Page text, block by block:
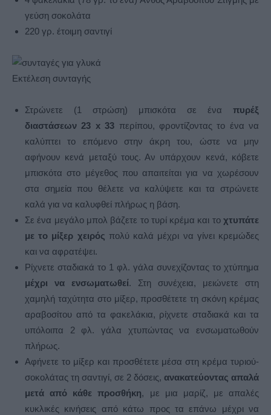
γεύση σοκολάτα
220 γρ. έτοιμη σαντιγί
Εκτέλεση συνταγής
Στρώνετε (1 στρώση) μπισκότα σε ένα πυρέξ
διαστάσεων 23 x 33 περίπου, φροντίζοντας το ένα να
καλύπτει το επόμενο στην άκρη του, ώστε να μην
αφήνουν κενά μεταξύ τους. Αν υπάρχουν κενά, κόβετε
μπισκότα στο μέγεθος που απαιτείται για να χωρέσουν
στα σημεία που θέλετε να καλύψετε και τα στρώνετε
καλά για να καλυφθεί πλήρως η βάση.
Σε ένα μεγάλο μπολ βάζετε το τυρί κρέμα και το χτυπάτε
με το μίξερ χειρός πολύ καλά μέχρι να γίνει κρεμώδες
και να αφρατέψει.
Ρίχνετε σταδιακά το 1 φλ. γάλα συνεχίζοντας το χτύπημα
μέχρι να ενσωματωθεί. Στη συνέχεια, μειώνετε στη
χαμηλή ταχύτητα στο μίξερ, προσθέτετε τη σκόνη κρέμας
αραβοσίτου από τα φακελάκια, ρίχνετε σταδιακά και τα
υπόλοιπα 2 φλ. γάλα χτυπώντας να ενσωματωθούν
πλήρως.
Αφήνετε το μίξερ και προσθέτετε μέσα στη κρέμα τυριού-
σοκολάτας τη σαντιγί, σε 2 δόσεις, ανακατεύοντας απαλά
μετά από κάθε προσθήκη, με μια μαρίζ, με απαλές
κυκλικές κινήσεις από κάτω προς τα επάνω μέχρι να